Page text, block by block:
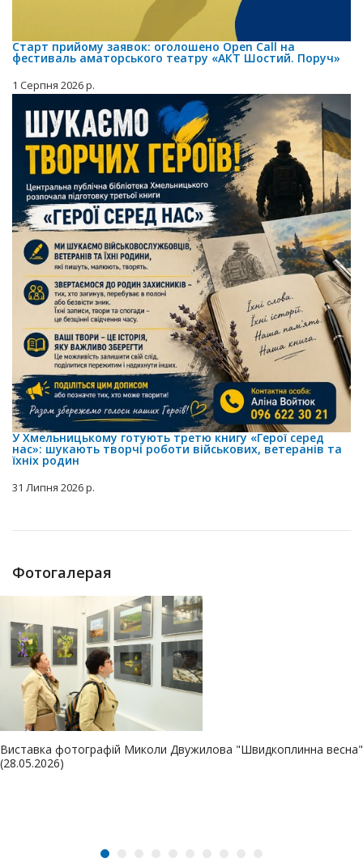
Старт прийому заявок: оголошено Open Call на
фестиваль аматорського театру «АКТ Шостий. Поруч»
1 Серпня 2026 р.
У Хмельницькому готують третю книгу «Герої серед
нас»: шукають творчі роботи військових, ветеранів та
їхніх родин
31 Липня 2026 р.
Фотогалерая
Виставка фотографій Миколи Двужилова "Швидкоплинна весна"
(28.05.2026)